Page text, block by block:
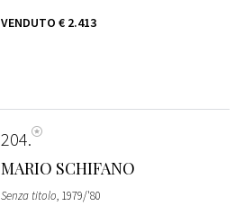
VENDUTO € 2.413
204
MARIO SCHIFANO
Senza titolo, 1979/'80